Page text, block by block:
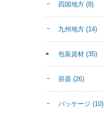
四国地方 (8)
九州地方 (14)
包装資材 (35)
容器 (26)
パッケージ (10)